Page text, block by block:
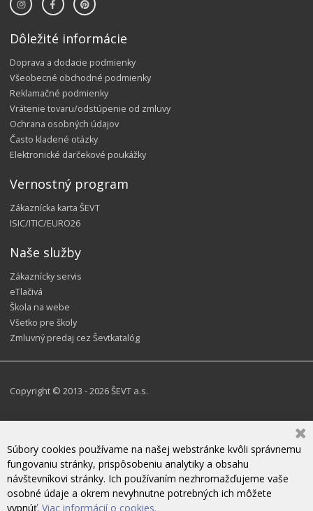
Dôležité informácie
Doprava a dodacie podmienky
Všeobecné obchodné podmienky
Reklamačné podmienky
Vrátenie tovaru/odstúpenie od zmluvy
Ochrana osobných údajov
Často kladené otázky
Elektronické darčekové poukážky
Vernostný program
Zákaznícka karta ŠEVT
ISIC/ITIC/EURO26
Naše služby
Zákaznícky servis
eTlačivá
Škola na webe
Všetko pre školy
Zmluvný predaj cez Ševtkatalóg
Copyright © 2013 - 2026 ŠEVT a.s.
Súbory cookies používame na našej webstránke kvôli správnemu
fungovaniu stránky, prispôsobeniu analytiky a obsahu
návštevníkovi stránky. Ich používaním nezhromažďujeme vaše
osobné údaje a okrem nevyhnutne potrebných ich môžete
vypnúť. Viac informácií o cookies.